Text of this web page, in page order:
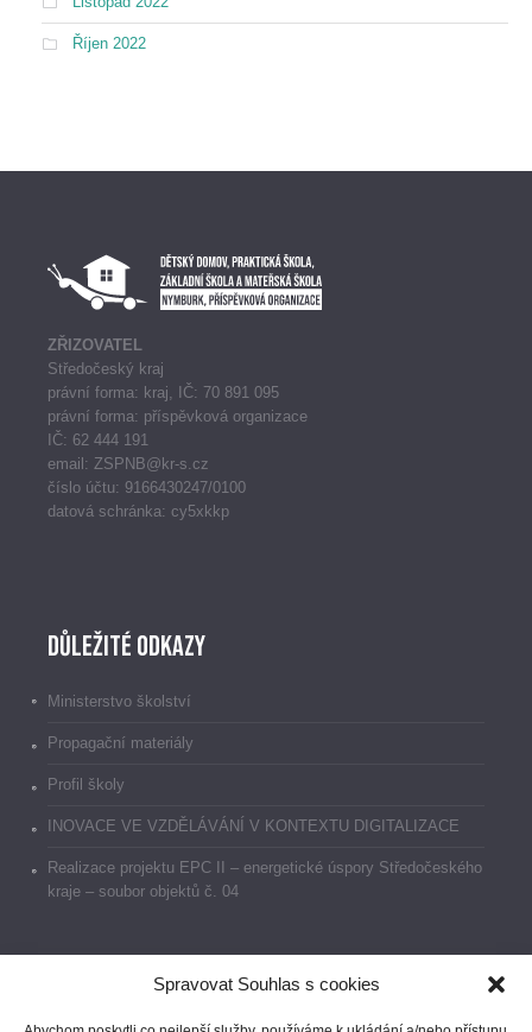
Spravovat Souhlas s cookies
Říjen 2022
ZŘIZOVATEL
Středočeský kraj
právní forma: kraj, IČ: 70 891 095
právní forma: příspěvková organizace
IČ: 62 444 191
email: ZSPNB@kr-s.cz
číslo účtu: 9166430247/0100
datová schránka: cy5xkkp
Důležité odkazy
Ministerstvo školství
Propagační materiály
Profil školy
INOVACE VE VZDĚLÁVÁNÍ V KONTEXTU DIGITALIZACE
Realizace projektu EPC II – energetické úspory Středočeského
kraje – soubor objektů č. 04